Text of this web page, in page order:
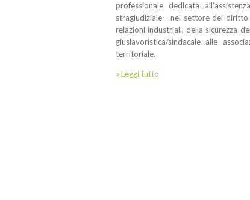
professionale dedicata
stragiudiziale - nel settore del
relazioni industriali, della sicurezza
giuslavoristica/sindacale alle
territoriale.
» Leggi tutto